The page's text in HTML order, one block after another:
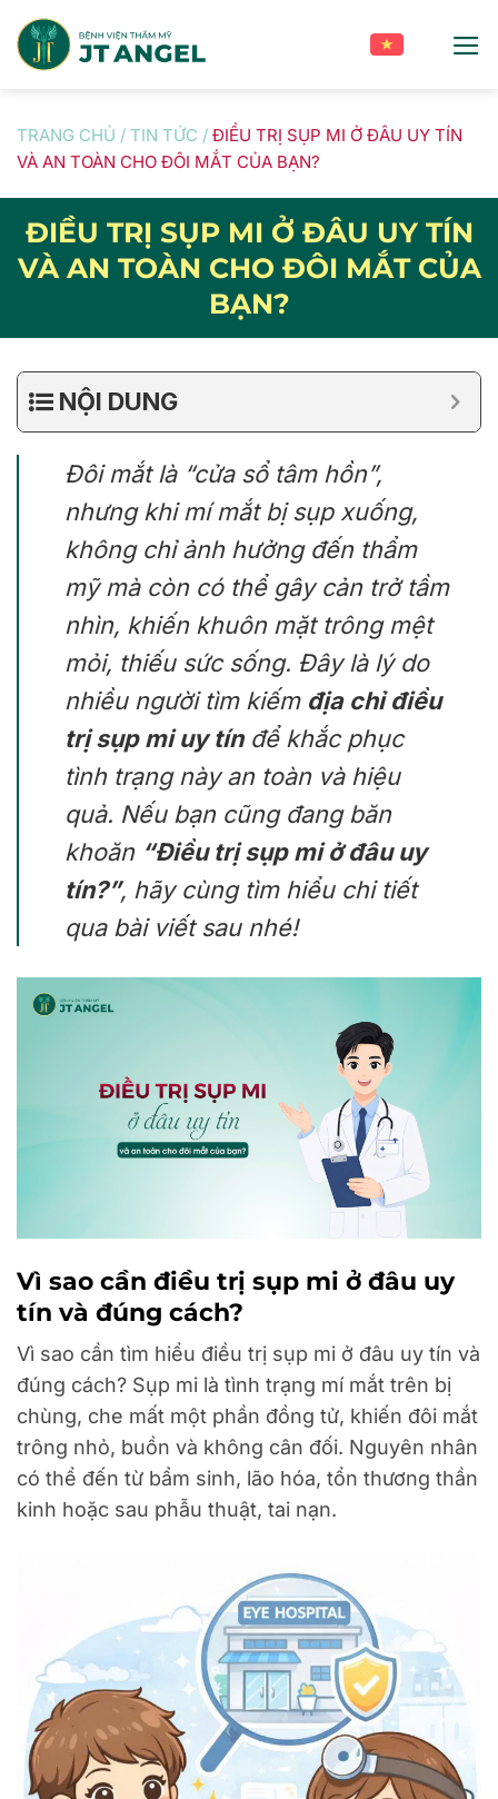
content
TRANG CHỦ / TIN TỨC / ĐIỀU TRỊ SỤP MI Ở ĐÂU UY TÍN
VÀ AN TOÀN CHO ĐÔI MẮT CỦA BẠN?
ĐIỀU TRỊ SỤP MI Ở ĐÂU UY TÍN
VÀ AN TOÀN CHO ĐÔI MẮT CỦA
BẠN?
NỘI DUNG
Đôi mắt là “cửa sổ tâm hồn”,
nhưng khi mí mắt bị sụp xuống,
không chỉ ảnh hưởng đến thẩm
mỹ mà còn có thể gây cản trở tầm
nhìn, khiến khuôn mặt trông mệt
mỏi, thiếu sức sống. Đây là lý do
nhiều người tìm kiếm địa chỉ điều
trị sụp mi uy tínđể khắc phục
tình trạng này an toàn và hiệu
quả. Nếu bạn cũng đang băn
khoăn “Điều trị sụp mi ở đâu uy
tín?”, hãy cùng tìm hiểu chi tiết
qua bài viết sau nhé!
Vì sao cần điều trị sụp mi ở đâu uy
tín và đúng cách?
Vì sao cần tìm hiểu điều trị sụp mi ở đâu uy tín và
đúng cách? Sụp mi là tình trạng mí mắt trên bị
chùng, che mất một phần đồng tử, khiến đôi mắt
trông nhỏ, buồn và không cân đối. Nguyên nhân
có thể đến từ bẩm sinh, lão hóa, tổn thương thần
kinh hoặc sau phẫu thuật, tai nạn.